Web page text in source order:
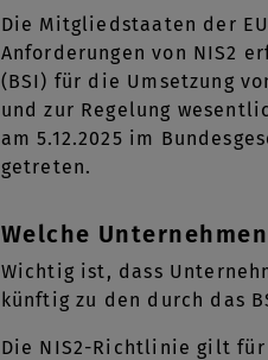
Die Mitgliedstaaten der
Anforderungen von NIS2
(BSI) für die Umsetzung
und zur Regelung
am 5.12.2025 im
getreten.
Welche
Wichtig ist, dass
künftig zu den durch das
Die NIS2-Richtlinie gilt für